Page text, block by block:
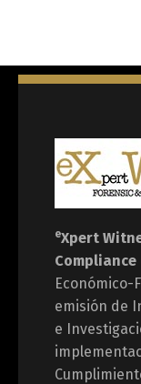
eXpert
Compliance
Económico-
emisión de
e